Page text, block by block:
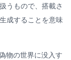
うもので、搭載さ
成することを意味
物の世界に没入す